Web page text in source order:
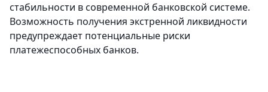
стабильности в современной банковской системе.
Возможность получения экстренной ликвидности
предупреждает потенциальные риски
платежеспособных банков.